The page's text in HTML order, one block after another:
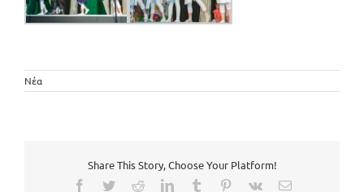
Νέα
Share This Story, Choose Your Platform!
Facebook
TwitterRedditLinkedInTumblr Pinterest
Vk Email